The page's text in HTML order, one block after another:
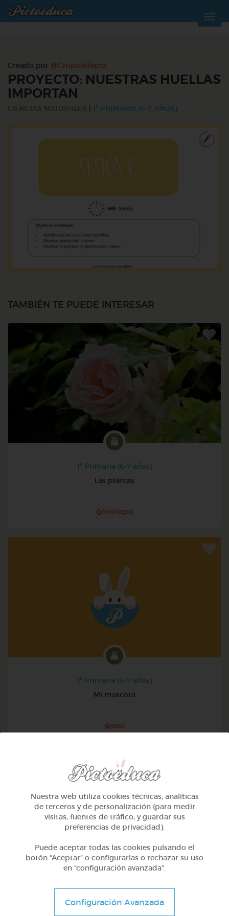
Creado por @GrupoAdapta
PROYECTO: NUESTRAS HUELLAS
IMPORTAN
CIENCIAS NATURALES 1º PRIMARIA (6-7 AÑOS)
TAMBIÉN TE PUEDE INTERESAR
1º Primaria (6-7 años)
Las plantas
@Noeliagus
1º Primaria (6-7 años)
Mi mascota
@yose
Conociendo nuestro cuerpo
Nuestra web utiliza cookies técnicas, analíticas
de terceros y de personalización (para medir
visitas, fuentes de tráfico, y guardar sus
preferencias de privacidad).
Puede aceptar todas las cookies pulsando el
botón “Aceptar” o configurarlas o rechazar su uso
en “configuración avanzada”.
Configuración Avanzada